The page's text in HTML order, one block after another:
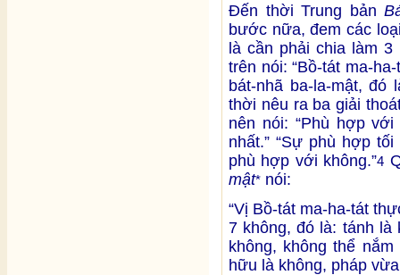
Đến thời Trung bản
bước nữa, đem các
là cần phải chia làm
trên nói: “Bồ-tát ma-
bát-nhã ba-la-mật, đó
thời nêu ra ba giải
nên nói: “Phù hợp
nhất.” “Sự phù hợp
phù hợp với không.”4
mật* nói:
“Vị Bồ-tát ma-ha-tát
7 không, đó là: tánh
không, không thể
hữu là không, pháp